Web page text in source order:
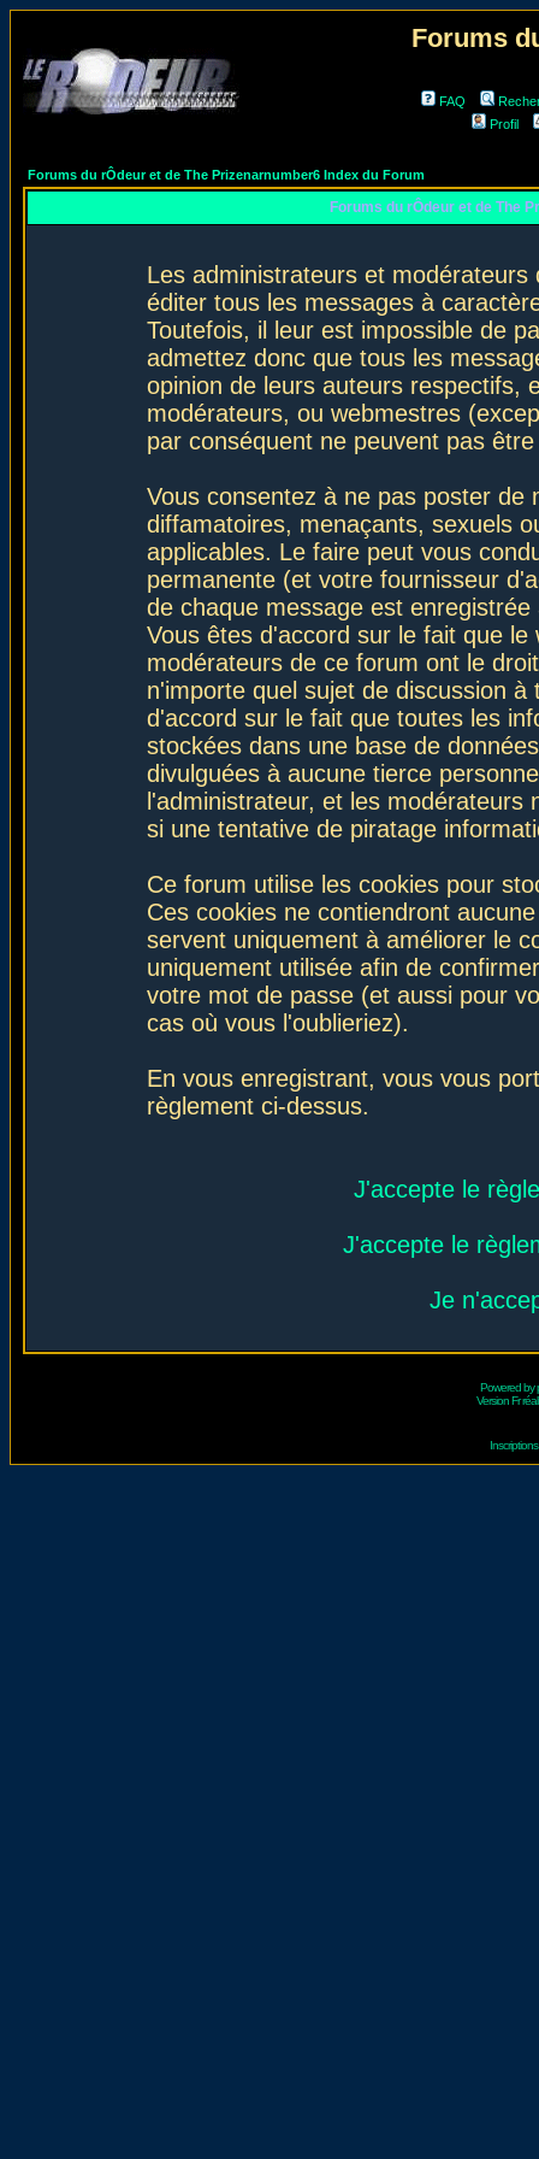
Forums
FAQ
Profil
Forums du rÔdeur et de The Prizenarnumber6 Index du Forum
Forums du rÔdeur et de The
Les administrateurs et
éditer tous les messages à
Toutefois, il leur est impossible de
admettez donc que tous les
opinion de leurs auteurs respectifs,
modérateurs, ou webmestres
par conséquent ne peuvent pas
Vous consentez à ne pas poster de
diffamatoires, menaçants, sexuels
applicables. Le faire peut vous
permanente (et votre fournisseur
de chaque message est
Vous êtes d'accord sur le fait que
modérateurs de ce forum ont le
n'importe quel sujet de discussion
d'accord sur le fait que toutes les
stockées dans une base de
divulguées à aucune tierce
l'administrateur, et les
si une tentative de piratage
Ce forum utilise les cookies pour
Ces cookies ne contiendront
servent uniquement à améliorer le
uniquement utilisée afin de
votre mot de passe (et aussi pour
cas où vous l'oublieriez).
En vous enregistrant, vous vous
règlement ci-dessus.
J'accepte le
J'accepte le
Je
Powered by
Version Fr